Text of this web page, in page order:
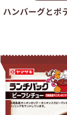
ハンバーグとポ